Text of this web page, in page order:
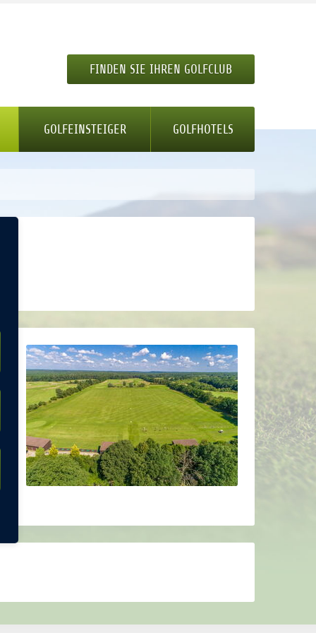
FINDEN SIE IHREN GOLFCLUB
GOLFEINSTEIGER GOLFHOTELS